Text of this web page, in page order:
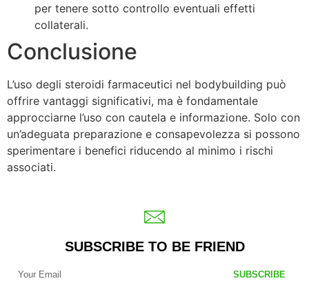
per tenere sotto controllo eventuali effetti
collaterali.
Conclusione
L’uso degli steroidi farmaceutici nel bodybuilding può
offrire vantaggi significativi, ma è fondamentale
approcciarne l’uso con cautela e informazione. Solo con
un’adeguata preparazione e consapevolezza si possono
sperimentare i benefici riducendo al minimo i rischi
associati.
SUBSCRIBE TO BE FRIEND
SUBSCRIBE